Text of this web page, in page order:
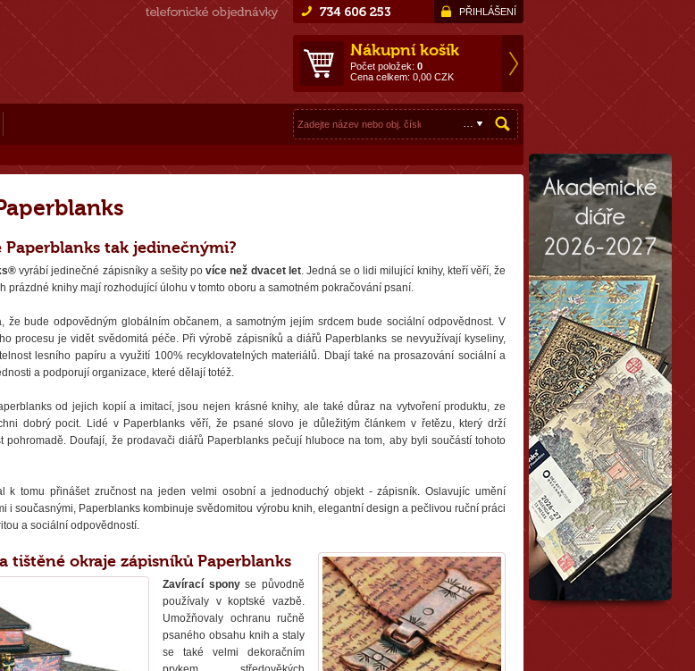
Nákupní košík
Počet položek: 0
Cena celkem: 0,00 CZK
PŘIHLÁŠENÍ
tak jedinečnými?
vyrábí jedinečné zápisníky a sešity povíce než dvacet let. Jedná se o lidi milující knihy, kteří věří, že
prázdné knihy mají rozhodující úlohu v tomto oboru a samotném pokračování psaní.
že bude odpovědným globálním občanem, a samotným jejím srdcem bude sociální odpovědnost. V
procesu je vidět svědomitá péče. Při výrobě zápisníků a diářů Paperblanks se nevyužívají kyseliny,
lesního papíru a využití 100% recyklovatelných materiálů. Dbají také na prosazování sociální a
a podporují organizace, které dělají totéž.
od jejich kopií a imitací, jsou nejen krásné knihy, ale také důraz na vytvoření produktu, ze
dobrý pocit. Lidé v Paperblanks věří, že psané slovo je důležitým článkem v řetězu, který drží
pohromadě. Doufají, že prodavači diářů Paperblanks pečují hluboce na tom, aby byli součástí tohoto
k tomu přinášet zručnost na jeden velmi osobní a jednoduchý objekt - zápisník. Oslavujíc umění
i současnými, Paperblanks kombinuje svědomitou výrobu knih, elegantní design a pečlivou ruční práci
a sociální odpovědností.
tištěné okraje zápisníků Paperblanks
Zavírací sponyse původně
používaly v koptské vazbě.
Umožňovaly ochranu ručně
psaného obsahu knih a staly
se také velmi dekoračním